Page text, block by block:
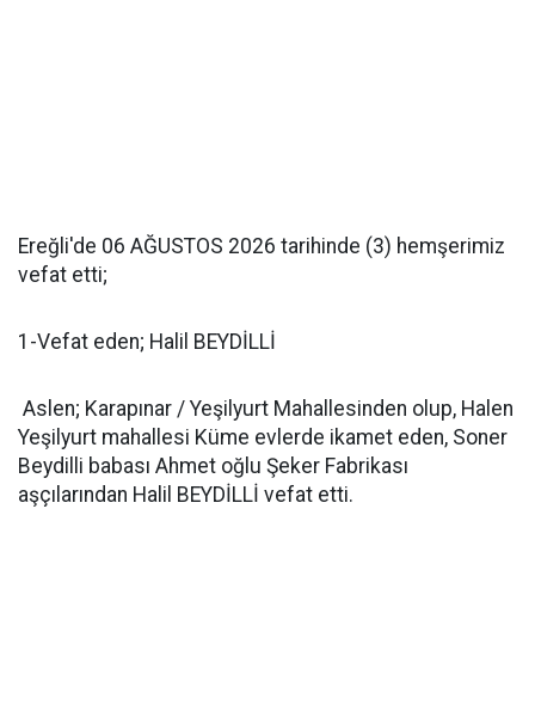
Ereğli'de 06 AĞUSTOS 2026 tarihinde (3) hemşerimiz
vefat etti;
1-Vefat eden; Halil BEYDİLLİ
Aslen; Karapınar / Yeşilyurt Mahallesinden olup, Halen
Yeşilyurt mahallesi Küme evlerde ikamet eden, Soner
Beydilli babası Ahmet oğlu Şeker Fabrikası
aşçılarından Halil BEYDİLLİ vefat etti.